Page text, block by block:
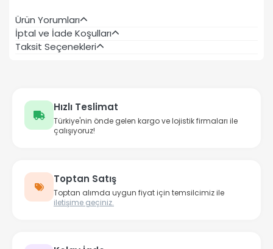
Ürün Yorumları
İptal ve İade Koşulları
Taksit Seçenekleri
Hızlı Teslimat
Türkiye'nin önde gelen kargo ve lojistik firmaları ile
çalışıyoruz!
Toptan Satış
Toptan alımda uygun fiyat için temsilcimiz ile
iletişime geçiniz.